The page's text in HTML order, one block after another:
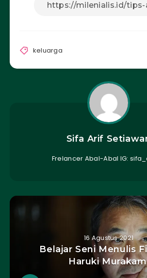
keluarga
Sifa Arif
Frelancer Abal-Abal IG:
16 Agustus 2021
Belajar Seni Menulis
Haruki